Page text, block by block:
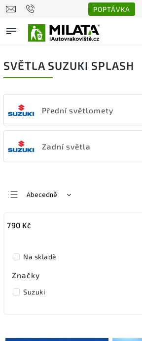
POPTÁVKA
SVĚTLA SUZUKI SPLASH
Přední světlomety
Zadní světla
Abecedně
Nejdražší
790 Kč
Na skladě
Značky
Suzuki